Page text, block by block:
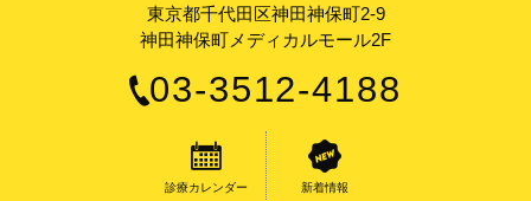
東京都千代田区神田神保町2-9
神田神保町メディカルモール2F
03-3512-4188
診療カレンダー 新着情報